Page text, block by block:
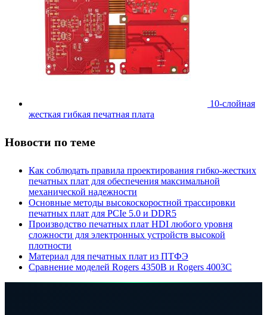
10-слойная
жесткая гибкая печатная плата
Новости по теме
Как соблюдать правила проектирования гибко-жестких
печатных плат для обеспечения максимальной
механической надежности
Основные методы высокоскоростной трассировки
печатных плат для PCIe 5.0 и DDR5
Производство печатных плат HDI любого уровня
сложности для электронных устройств высокой
плотности
Материал для печатных плат из ПТФЭ
Сравнение моделей Rogers 4350B и Rogers 4003C